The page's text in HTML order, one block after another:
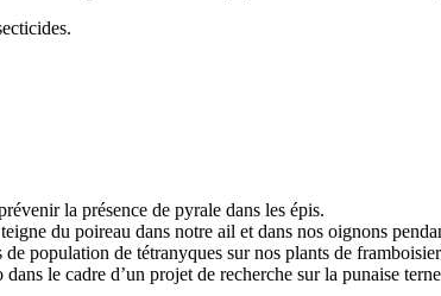
la présence de pyrale dans les épis.
du poireau dans notre ail et dans nos oignons
population de tétranyques sur nos plants de
le cadre d’un projet de recherche sur la punaise